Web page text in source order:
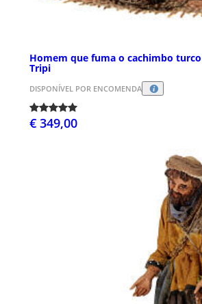
Homem que fuma o cachimbo
Tripi
DISPONÍVEL POR ENCOMENDA
€ 349,00